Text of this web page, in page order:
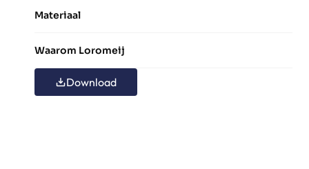
Materiaal
Waarom Loromeij
Download